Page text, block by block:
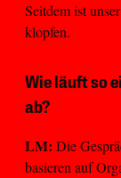
Seitdem ist
klopfen.
Wie läuft so
ab?
LM: Die
basieren auf